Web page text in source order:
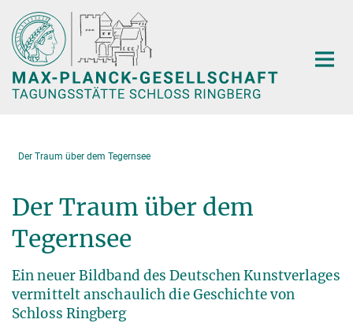
Hauptinhalt
Der Traum über dem Tegernsee
Der Traum über dem
Tegernsee
Ein neuer Bildband des Deutschen Kunstverlages
vermittelt anschaulich die Geschichte von
Schloss Ringberg